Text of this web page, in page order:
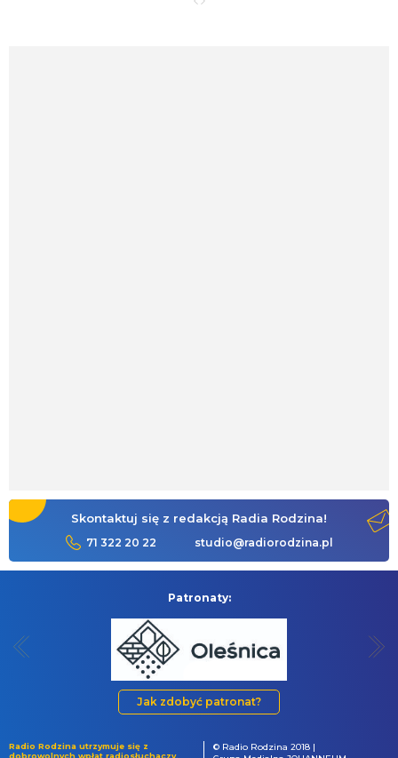
Skontaktuj się z redakcją Radia Rodzina!
71 322 20 22 studio@radiorodzina.pl
Patronaty:
Jak zdobyć patronat?
Radio Rodzina utrzymuje się z
dobrowolnych wpłat radiosłuchaczy.
© Radio Rodzina 2018 |